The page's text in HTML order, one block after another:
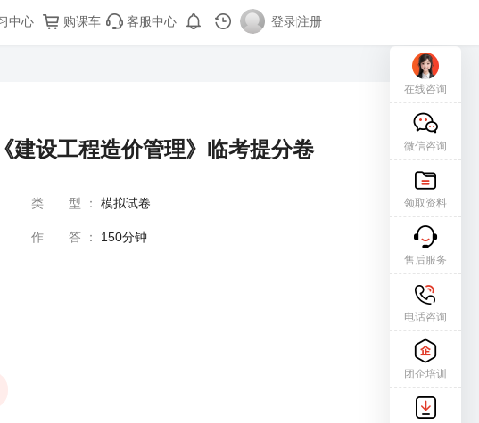
中心 购课车 客服中心 登录|注册
建设工程造价管理》临考提分卷
类型 ： 模拟试卷
作答 ： 150分钟
在线咨询
微信咨询
领取资料
售后服务
电话咨询
团企培训